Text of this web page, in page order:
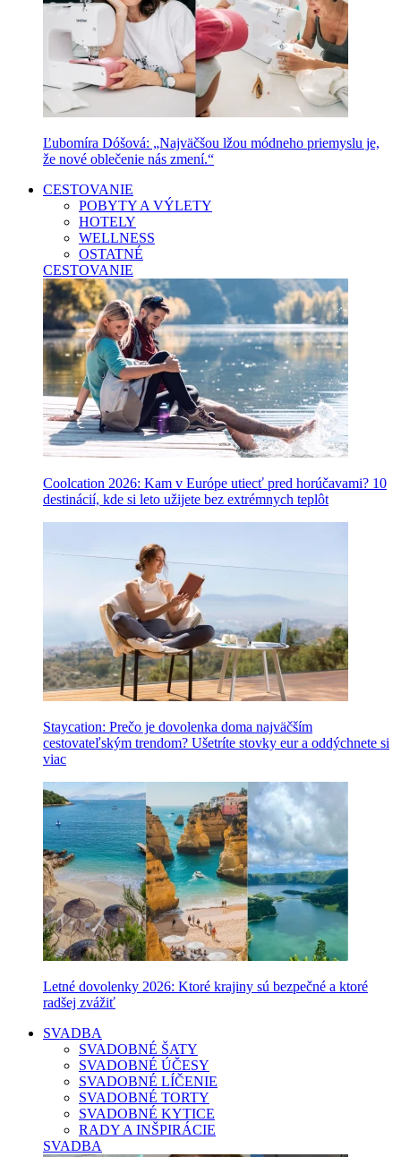
Ľubomíra Dóšová: „Najväčšou lžou módneho priemyslu je,
že nové oblečenie nás zmení.“
CESTOVANIE
POBYTY A VÝLETY
HOTELY
WELLNESS
OSTATNÉ
CESTOVANIE
Coolcation 2026: Kam v Európe utiecť pred horúčavami? 10
destinácií, kde si leto užijete bez extrémnych teplôt
Staycation: Prečo je dovolenka doma najväčším
cestovateľským trendom? Ušetríte stovky eur a oddýchnete si
viac
Letné dovolenky 2026: Ktoré krajiny sú bezpečné a ktoré
radšej zvážiť
SVADBA
SVADOBNÉ ŠATY
SVADOBNÉ ÚČESY
SVADOBNÉ LÍČENIE
SVADOBNÉ TORTY
SVADOBNÉ KYTICE
RADY A INŠPIRÁCIE
SVADBA